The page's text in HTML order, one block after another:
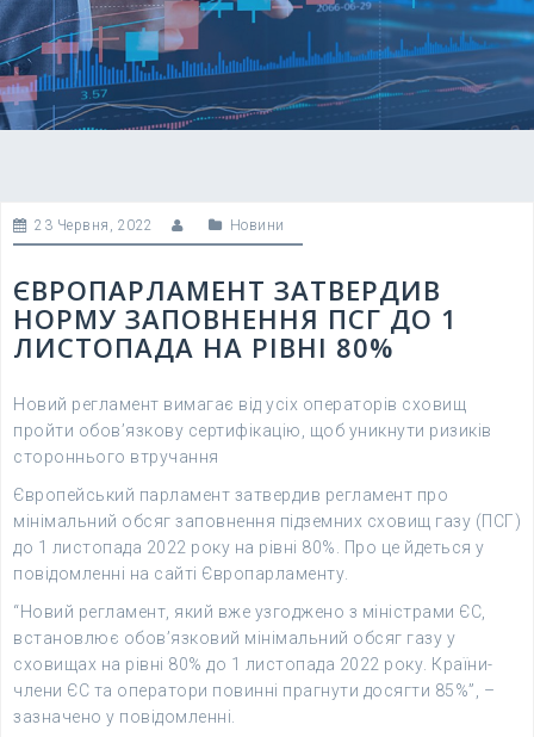
23 Червня, 2022 Новини
ЄВРОПАРЛАМЕНТ ЗАТВЕРДИВ
НОРМУ ЗАПОВНЕННЯ ПСГ ДО 1
ЛИСТОПАДА НА РІВНІ 80%
Новий регламент вимагає від усіх операторів сховищ
пройти обов’язкову сертифікацію, щоб уникнути ризиків
стороннього втручання
Європейський парламент затвердив регламент про
мінімальний обсяг заповнення підземних сховищ газу (ПСГ)
до 1 листопада 2022 року на рівні 80%. Про це йдеться у
повідомленні на сайті Європарламенту.
“Новий регламент, який вже узгоджено з міністрами ЄС,
встановлює обов’язковий мінімальний обсяг газу у
сховищах на рівні 80% до 1 листопада 2022 року. Країни-
члени ЄС та оператори повинні прагнути досягти 85%”, –
зазначено у повідомленні.